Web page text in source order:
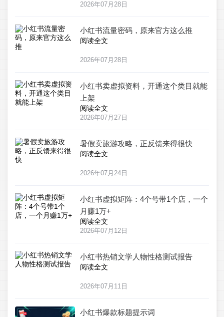
2026年07月28日
小红书流量密码，原来官方这么推
阅读全文
2026年07月28日
小红书卖虚拟资料，开通这个类目就能
上架
阅读全文
2026年07月27日
暑假卖旅游攻略，正反馈来得很快
阅读全文
2026年07月24日
小红书虚拟矩阵：4个号带1个店，一个
月赚1万+
阅读全文
2026年07月12日
小红书热销文学人物性格测试报告
阅读全文
2026年07月11日
小红书爆款标题提示词